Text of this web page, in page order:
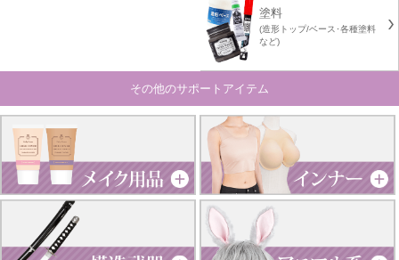
塗料
(造形トップ/ベース･各種塗料
など)
その他のサポートアイテム